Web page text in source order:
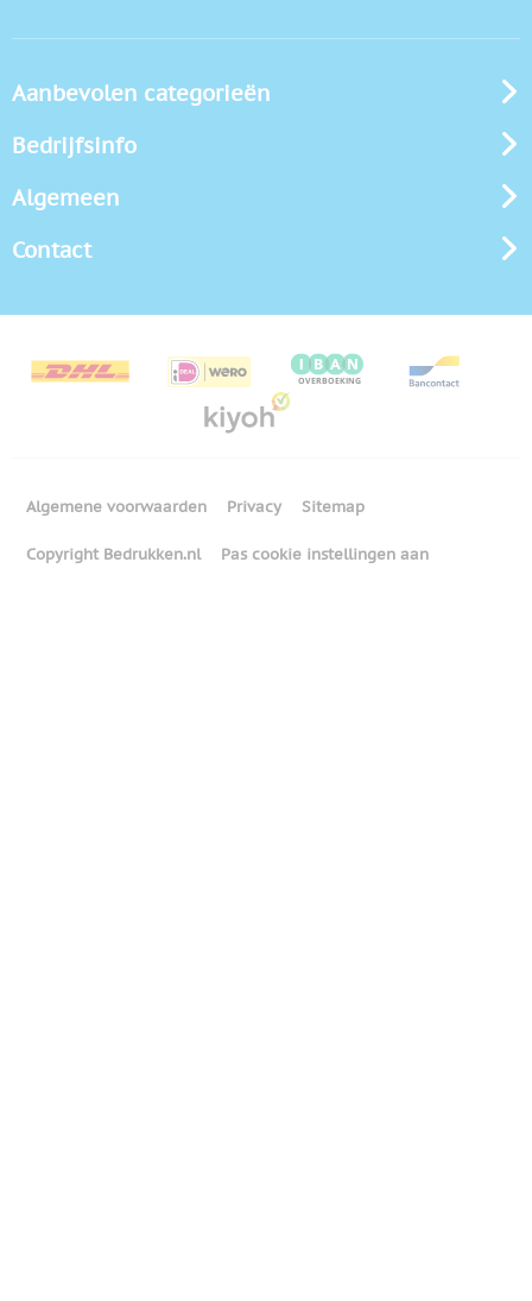
Aanbevolen categorieën
Bedrijfsinfo
Algemeen
Contact
Algemene voorwaarden Privacy Sitemap
Copyright Bedrukken.nl Pas cookie instellingen aan